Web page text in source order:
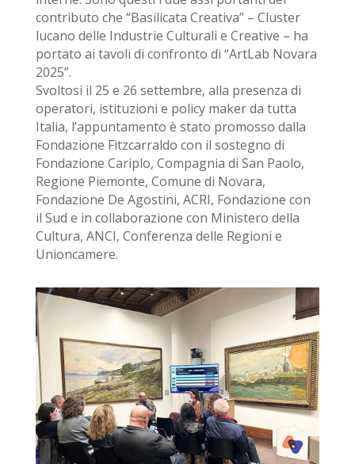
contributo che “Basilicata Creativa” – Cluster
lucano delle Industrie Culturali e Creative – ha
portato ai tavoli di confronto di “ArtLab Novara
2025”.
Svoltosi il 25 e 26 settembre, alla presenza di
operatori, istituzioni e policy maker da tutta
Italia, l’appuntamento è stato promosso dalla
Fondazione Fitzcarraldo con il sostegno di
Fondazione Cariplo, Compagnia di San Paolo,
Regione Piemonte, Comune di Novara,
Fondazione De Agostini, ACRI, Fondazione con
il Sud e in collaborazione con Ministero della
Cultura, ANCI, Conferenza delle Regioni e
Unioncamere.